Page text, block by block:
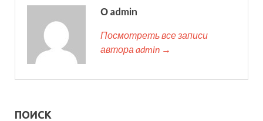
О admin
Посмотреть все записи
автора admin →
ПОИСК